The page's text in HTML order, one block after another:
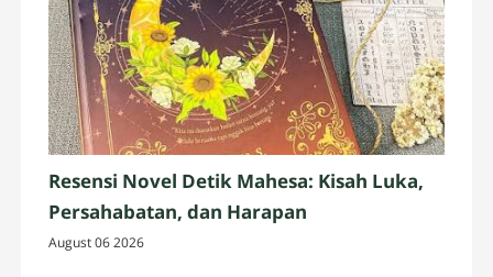
Resensi Novel Detik Mahesa: Kisah Luka,
Persahabatan, dan Harapan
August 06 2026